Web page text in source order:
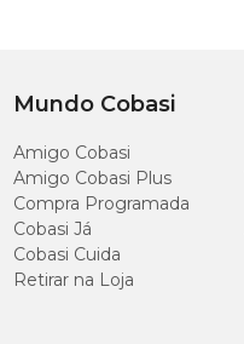
24 cm a 28 cm
Mundo Cobasi
Amigo Cobasi
Amigo Cobasi Plus
Compra Programada
Cobasi Já
Cobasi Cuida
Retirar na Loja